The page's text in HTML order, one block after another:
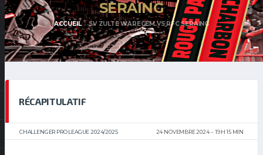
SERAING
ACCUEIL SV ZULTE WAREGEM VS RFC SERAING
RÉCAPITULATIF
CHALLENGER PRO LEAGUE 2024/2025 24 NOVEMBRE 2024 19 H 15 MIN